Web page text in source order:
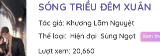
SÓNG TRIỀU ĐÊM XUÂN
Tác giả: Khương Lãm Nguyệt
Thể loại: Hiện đại Sủng Ngọt
Lượt xem: 20,660